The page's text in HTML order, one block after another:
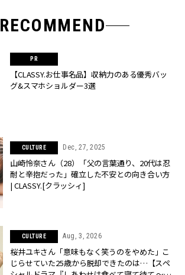
RECOMMEND
【CLASSY.お仕事名品】収納力のある優秀バッ
グ&スマホショルダー3選
CULTURE Dec, 27, 2025
山崎怜奈さん（28）「父の言葉通り、20代は忍
耐と辛抱だった」確立した不安との向き合い方
| CLASSY.[クラッシィ]
CULTURE Aug, 3, 2026
桜井ユキさん「意味もなく笑うのをやめた」こ
じらせていた25歳から脱却できたのは…【スペ